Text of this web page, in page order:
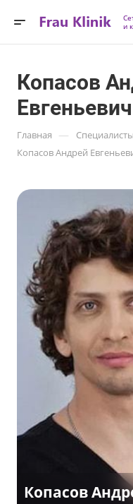
и
Копасов
Евгеньевич
Главная — Специалисты
Копасов Андрей
Копасов